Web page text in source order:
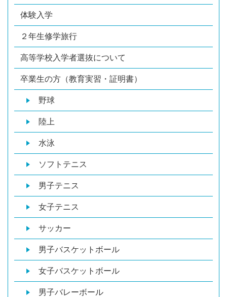
体験入学
２年生修学旅行
高等学校入学者選抜について
卒業生の方（教育実習・証明書）
野球
陸上
水泳
ソフトテニス
男子テニス
女子テニス
サッカー
男子バスケットボール
女子バスケットボール
男子バレーボール